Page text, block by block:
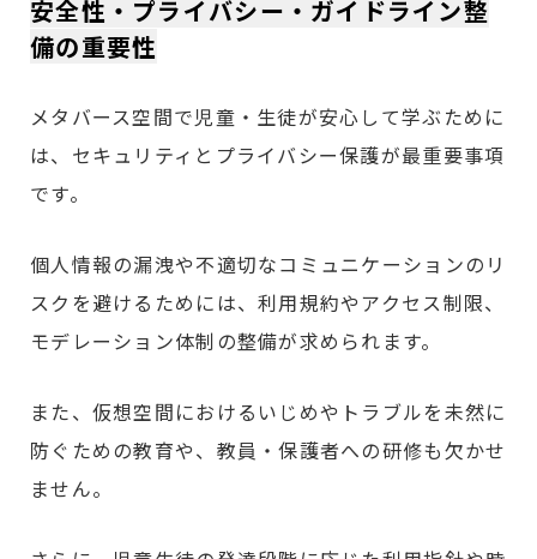
安全性・プライバシー・ガイドライン整
備の重要性
メタバース空間で児童・生徒が安心して学ぶために
は、セキュリティとプライバシー保護が最重要事項
です。
個人情報の漏洩や不適切なコミュニケーションのリ
スクを避けるためには、利用規約やアクセス制限、
モデレーション体制の整備が求められます。
また、仮想空間におけるいじめやトラブルを未然に
防ぐための教育や、教員・保護者への研修も欠かせ
ません。